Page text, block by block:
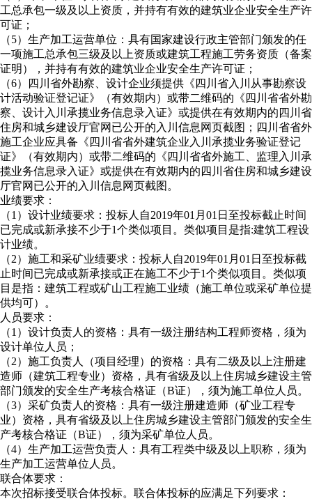
工总承包一级及以上资质，并持有有效的建筑业企业安全生产许
可证；
（5）生产加工运营单位：具有国家建设行政主管部门颁发的任
一项施工总承包三级及以上资质或建筑工程施工劳务资质（备案
证明），并持有有效的建筑业企业安全生产许可证；
（6）四川省外勘察、设计企业须提供《四川省入川从事勘察设
计活动验证登记证》（有效期内）或带二维码的《四川省省外勘
察、设计入川承揽业务信息录入证》或提供在有效期内的四川省
住房和城乡建设厅官网已公开的入川信息网页截图；四川省省外
施工企业应具备《四川省省外建筑企业入川承揽业务验证登记
证》（有效期内）或带二维码的《四川省省外施工、监理入川承
揽业务信息录入证》或提供在有效期内的四川省住房和城乡建设
厅官网已公开的入川信息网页截图。
业绩要求：
（1）设计业绩要求：投标人自2019年01月01日至投标截止时间
已完成或新承接不少于1个类似项目。类似项目是指:建筑工程设
计业绩。
（2）施工和采矿业绩要求：投标人自2019年01月01日至投标截
止时间已完成或新承接或正在施工不少于1个类似项目。类似项
目是指：建筑工程或矿山工程施工业绩（施工单位或采矿单位提
供均可）。
人员要求：
（1）设计负责人的资格：具有一级注册结构工程师资格，须为
设计单位人员；
（2）施工负责人（项目经理）的资格：具有二级及以上注册建
造师（建筑工程专业）资格，具有省级及以上住房城乡建设主管
部门颁发的安全生产考核合格证（B证），须为施工单位人员。
（3）采矿负责人的资格：具有一级注册建造师（矿业工程专
业）资格，具有省级及以上住房城乡建设主管部门颁发的安全生
产考核合格证（B证），须为采矿单位人员。
（4）生产加工运营负责人：具有工程类中级及以上职称，须为
生产加工运营单位人员。
联合体要求：
本次招标接受联合体投标。联合体投标的应满足下列要求：